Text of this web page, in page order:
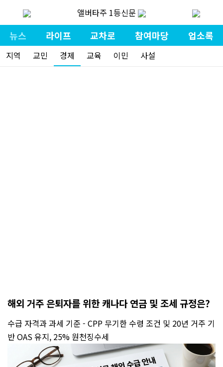
앨버타주 1등신문
뉴스 라이프 교차로 참여마당 업소록
지역 교민 경제 교육 이민 사설
해외 거주 은퇴자를 위한 캐나다 연금 및 조세 규정은?
수급 자격과 과세 기준 - CPP 무기한 수령 조건 및 20년 거주 기
반 OAS 유지, 25% 원천징수세